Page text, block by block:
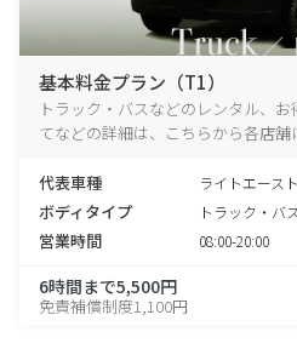
基本料金プラン（T1）
トラック・バスなどのレンタル、
てなどの詳細は、こちらから各店舗
代表車種 ライトエース
ボディタイプ トラック・バ
営業時間 08:00-20:00
6時間まで5,500円
免責補償制度1,100円